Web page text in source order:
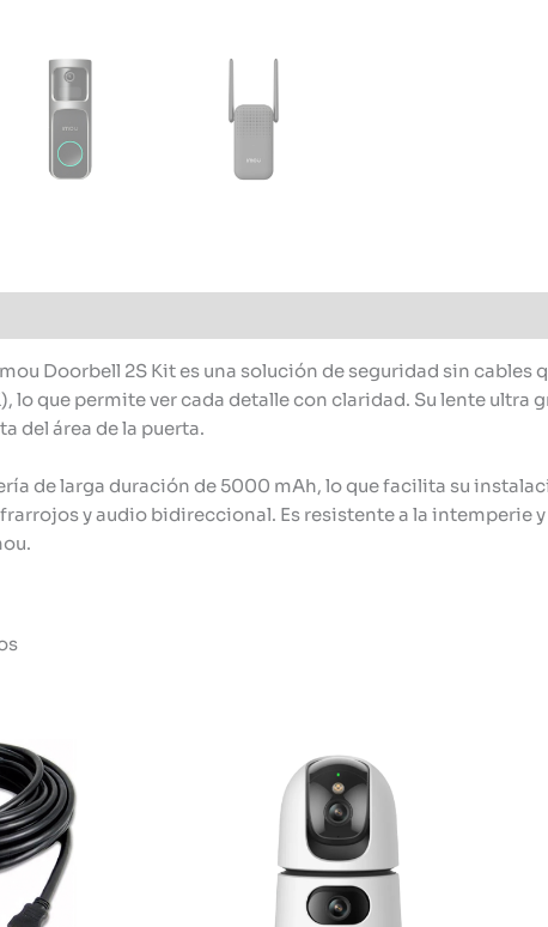
Doorbell 2S Kit es una solución de seguridad sin
lo que permite ver cada detalle con claridad. Su lente ultra
del área de la puerta.
de larga duración de 5000 mAh, lo que facilita su
y audio bidireccional. Es resistente a la intemperie y